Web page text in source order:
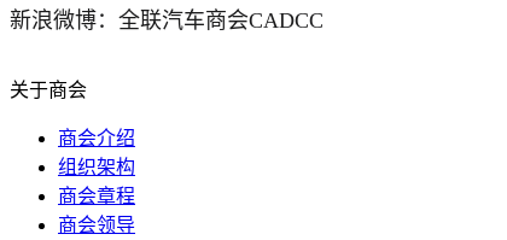
新浪微博：全联汽车商会CADCC
关于商会
商会介绍
组织架构
商会章程
商会领导